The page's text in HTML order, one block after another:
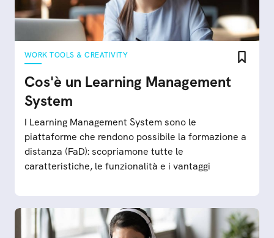
WORK TOOLS & CREATIVITY
Cos'è un Learning Management
System
I Learning Management System sono le
piattaforme che rendono possibile la formazione a
distanza (FaD): scopriamone tutte le
caratteristiche, le funzionalità e i vantaggi